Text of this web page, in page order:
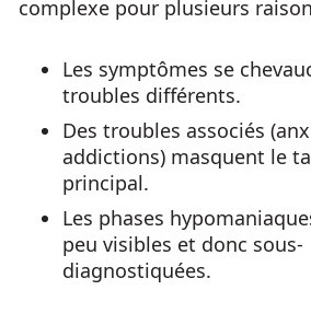
complexe pour plusieurs
Les symptômes se
troubles différents.
Des troubles associés
addictions) masquent le
principal.
Les phases
peu visibles et donc sous-
diagnostiquées.